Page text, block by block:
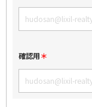
確認用